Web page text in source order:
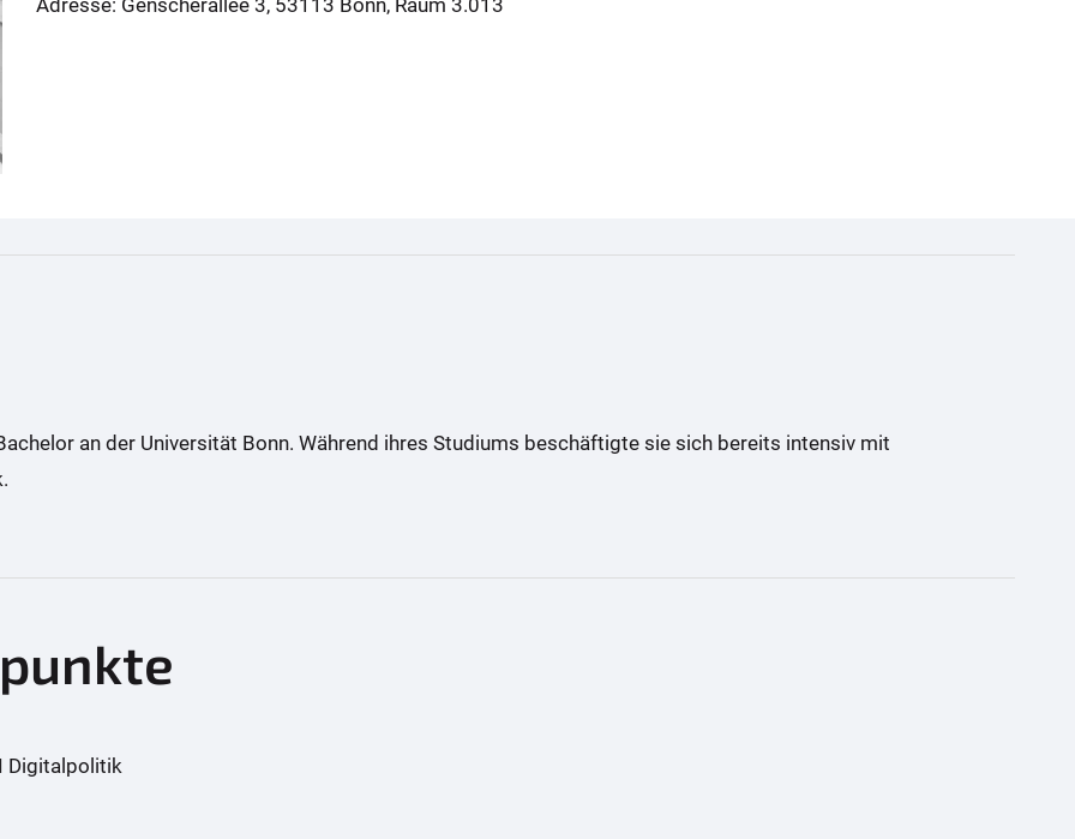
Adresse: Genscherallee 3, 53113 Bonn, Raum 3.013
an der Universität Bonn. Während ihres Studiums beschäftigte sie sich bereits intensiv mit
Digitalpolitik